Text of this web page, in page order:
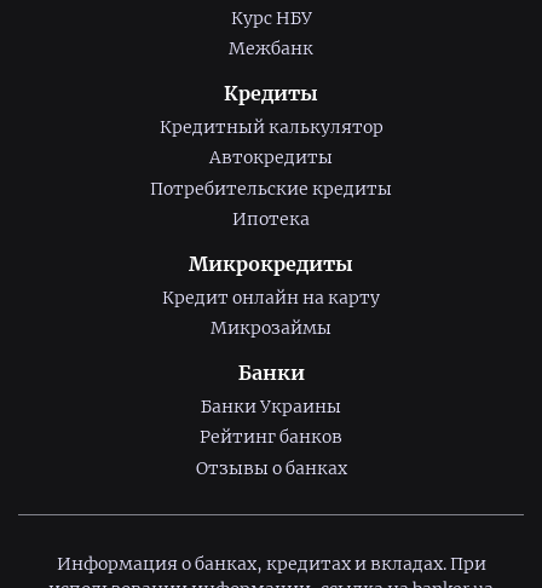
Курс НБУ
Межбанк
Кредиты
Кредитный калькулятор
Автокредиты
Потребительские кредиты
Ипотека
Микрокредиты
Кредит онлайн на карту
Микрозаймы
Банки
Банки Украины
Рейтинг банков
Отзывы о банках
Информация о банках, кредитах и вкладах. При